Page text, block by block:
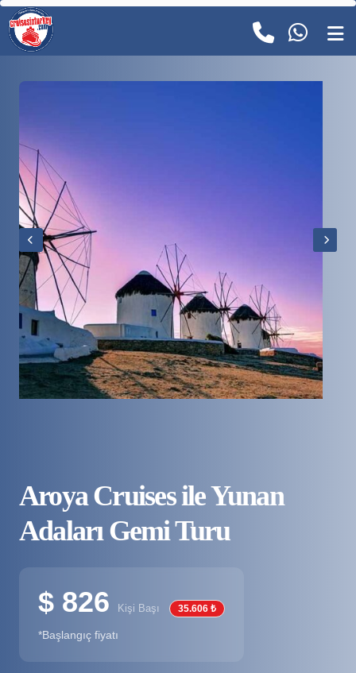
Aroya Cruises ile Yunan
Adaları Gemi Turu
$ 826 Kişi Başı 35.606 ₺
*Başlangıç fiyatı